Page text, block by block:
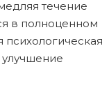
течение
в полноценном